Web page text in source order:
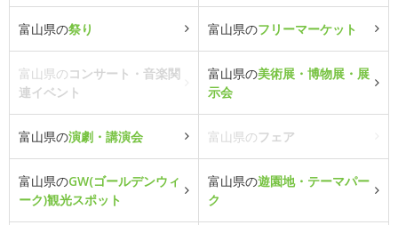
富山県の祭り 富山県のフリーマーケット
富山県のコンサート・音楽関
連イベント
富山県の美術展・博物展・展
示会
富山県の演劇・講演会 富山県のフェア
富山県のGW(ゴールデンウィ
ーク)観光スポット
富山県の遊園地・テーマパー
ク